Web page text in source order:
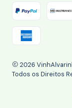
2026
Todos os Direitos